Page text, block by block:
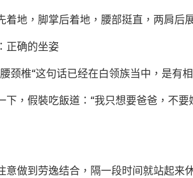
，脚掌后着地，腰部挺直，两肩后展
确的坐姿
椎“这句话已经在白领族当中，是有
假裝吃飯道：“我只想要爸爸，不要
到劳逸结合，隔一段时间就站起来